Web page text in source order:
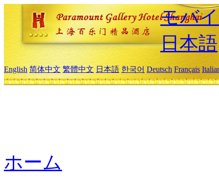
モバ
日本語
English 简体中文 繁體中文 日本語 한국어 Deutsch Français
ホーム